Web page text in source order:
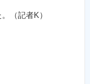
（記者K）